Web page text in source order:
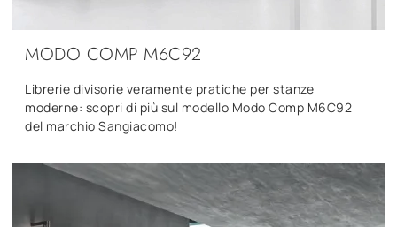
MODO COMP M6C92
Librerie divisorie veramente pratiche per stanze
moderne: scopri di più sul modello Modo Comp M6C92
del marchio Sangiacomo!